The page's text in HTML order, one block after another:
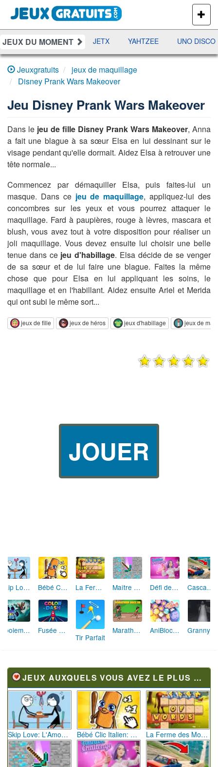
PLUS
DE
JEUX
JEUX DU MOMENT
DAMES RAMI JETX YAHTZEE UNO DISCO
Jeuxgratuits
jeux de maquillage
Disney Prank Wars Makeover
Jeu Disney Prank Wars Makeover
Dans le jeu de fille Disney Prank Wars Makeover, Anna
a fait une blague à sa sœur Elsa en lui dessinant sur le
visage pendant qu'elle dormait. Aidez Elsa à retrouver une
tête normale...
Commencez par démaquiller Elsa, puis faites-lui un
masque. Dans ce jeu de maquillage, appliquez-lui des
concombres sur les yeux et vous pourrez attaquer le
maquillage. Fard à paupières, rouge à lèvres, mascara et
blush, vous avez tout à votre disposition pour réaliser un
joli maquillage. Vous devez ensuite lui choisir une belle
tenue dans ce jeu d'habillage. Elsa décide de se venger
de sa sœur et de lui faire une blague. Faites la même
chose que pour Elsa en lui appliquant les soins, le
maquillage et en l'habillant. Aidez ensuite Ariel et Merida
qui ont subi le même sort...
jeux de fille jeux de héros jeux d'habillage jeux de
JOUER
Skip Love: L'Amour en Péril Bébé Clic Italien: La Folie des Petits Bambins La Ferme des Mots - Cultivez votre Vocabulaire Maître de la Destruction: Fusion de Pioches Défi de Mode: Star du Podium Cascades Folles 3D
Aboiement Stellaire : Aventure Canine Fusée Chromatique: La Course des Couleurs
Tir Parfait
Marathon Champion io AniBlocos: Connecte les Animaux Mignons!
JEUX AUXQUELS VOUS AVEZ LE PLUS JOUÉ
Skip Love: L'Amour en Péril Bébé Clic Italien: La Folie des Petits Bambins La Ferme des Mots - Cultivez votre Vocabulaire